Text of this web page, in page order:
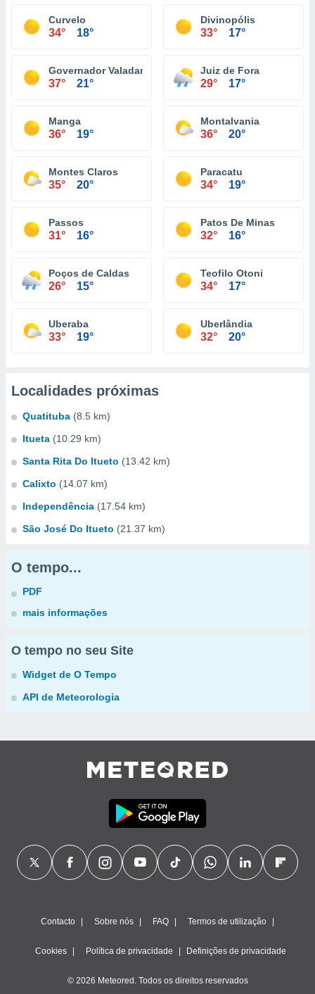
Curvelo
34° 18°
Divinopólis
33° 17°
Governador Valadares
37° 21°
Juiz de Fora
29° 17°
Manga
36° 19°
Montalvania
36° 20°
Montes Claros
35° 20°
Paracatu
34° 19°
Passos
31° 16°
Patos De Minas
32° 16°
Poços de Caldas
26° 15°
Teofilo Otoni
34° 17°
Uberaba
33° 19°
Uberlândia
32° 20°
Localidades próximas
Quatituba (8.5 km)
Itueta (10.29 km)
Santa Rita Do Itueto (13.42 km)
Calixto (14.07 km)
Independência (17.54 km)
São José Do Itueto (21.37 km)
O tempo...
PDF
mais informações
O tempo no seu Site
Widget de O Tempo
API de Meteorologia
Contacto Sobre nós FAQ Termos de utilização
Cookies Política de privacidade Definições de privacidade
© 2026 Meteored. Todos os direitos reservados